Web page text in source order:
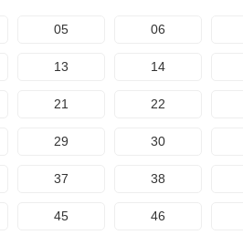
05 06
13 14
21 22
29 30
37 38
45 46